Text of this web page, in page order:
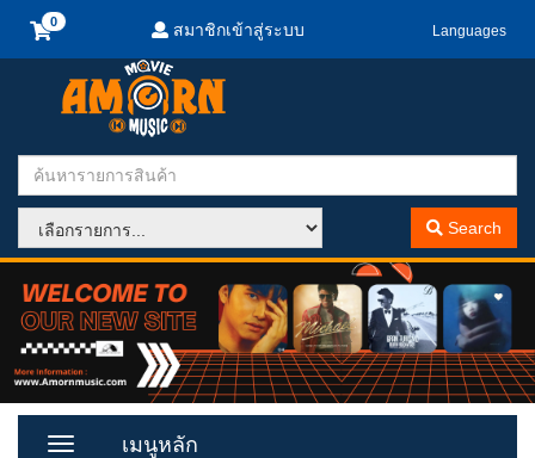
สมาชิกเข้าสู่ระบบ Languages
Search
Toggle
เมนูหลัก